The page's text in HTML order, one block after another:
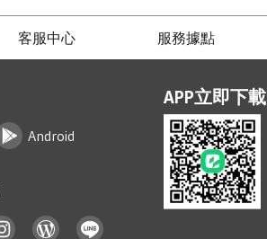
客服中心 服務據點
Android
APP立即下載